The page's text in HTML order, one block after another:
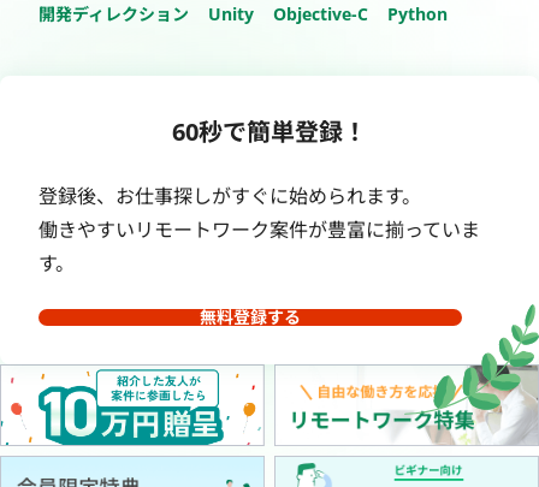
開発ディレクション
Unity Objective-C Python
60秒で簡単登録！
登録後、お仕事探しがすぐに始められます。
働きやすいリモートワーク案件が豊富に揃っていま
す。
無料登録する